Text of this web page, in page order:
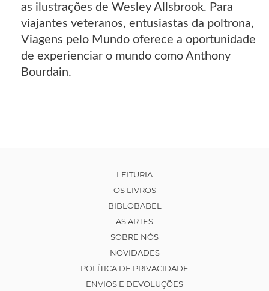
as ilustrações de Wesley Allsbrook. Para
viajantes veteranos, entusiastas da poltrona,
Viagens pelo Mundo oferece a oportunidade
de experienciar o mundo como Anthony
Bourdain.
LEITURIA
OS LIVROS
BIBLOBABEL
AS ARTES
SOBRE NÓS
NOVIDADES
POLÍTICA DE PRIVACIDADE
ENVIOS E DEVOLUÇÕES